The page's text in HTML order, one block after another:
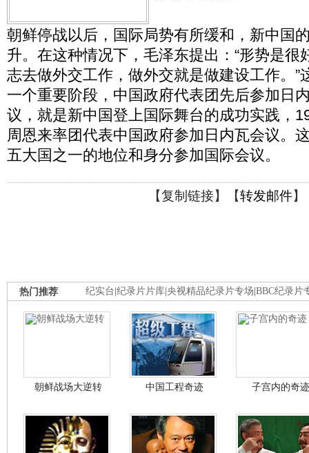
朝鲜停战以后，国际局势有所缓和，新中国
升。在这种情况下，毛泽东提出：“形势是很
志去做外交工作，做外交就是做建设工作。”
一个重要阶段，中国政府代表团先后参加日
议，就是新中国登上国际舞台的成功实践，
周恩来率团代表中国政府参加日内瓦会议。
五大国之一的地位和身分参加国际会议。
【复制链接】【转发邮件】
纪实台 纪录片片库 央视精品纪录片专场 BBC纪录片
热门推荐
朝鲜战场大逆转 中国工程奇迹 子宫内的奇迹